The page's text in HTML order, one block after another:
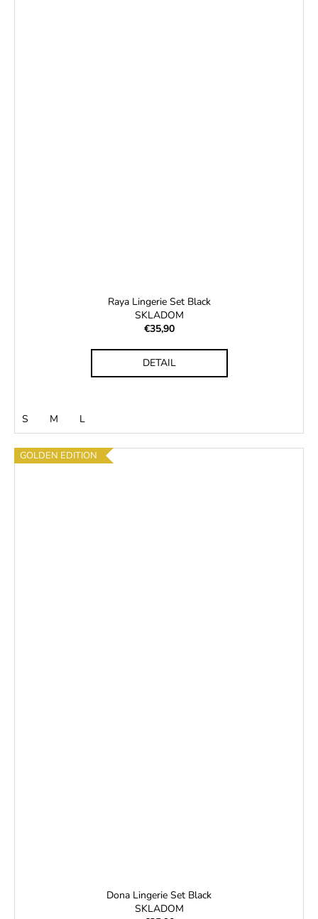
Raya Lingerie Set Black
SKLADOM
€35,90
DETAIL
S M L
GOLDEN EDITION
Dona Lingerie Set Black
SKLADOM